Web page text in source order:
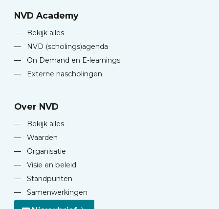
NVD Academy
—
Bekijk alles
—
NVD (scholings)agenda
—
On Demand en E-learnings
—
Externe nascholingen
Over NVD
—
Bekijk alles
—
Waarden
—
Organisatie
—
Visie en beleid
—
Standpunten
—
Samenwerkingen